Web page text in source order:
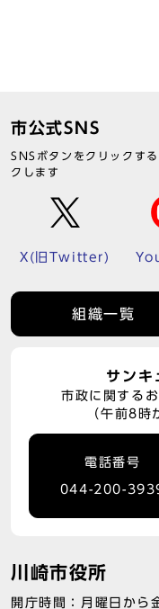
市公式SNS
SNSボタンをクリックす
クします
X(旧Twitter)
組織一覧
サンキ
市政に関する
（午前8
電話番号
044-200-
川崎市役所
開庁時間：月曜日から